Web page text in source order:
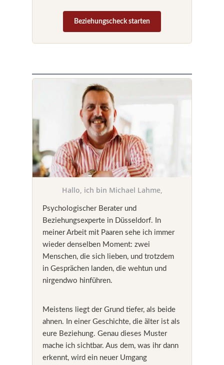
Beziehungscheck starten
Hallo, ich bin Michael Lahme,
Psychologischer Berater und
Beziehungsexperte in Düsseldorf. In
meiner Arbeit mit Paaren sehe ich immer
wieder denselben Moment: zwei
Menschen, die sich lieben, und trotzdem
in Gesprächen landen, die wehtun und
nirgendwo hinführen.
Meistens liegt der Grund tiefer, als beide
ahnen. In einer Geschichte, die älter ist als
eure Beziehung. Genau dieses Muster
mache ich sichtbar. Aus dem, was ihr dann
erkennt, wird ein neuer Umgang